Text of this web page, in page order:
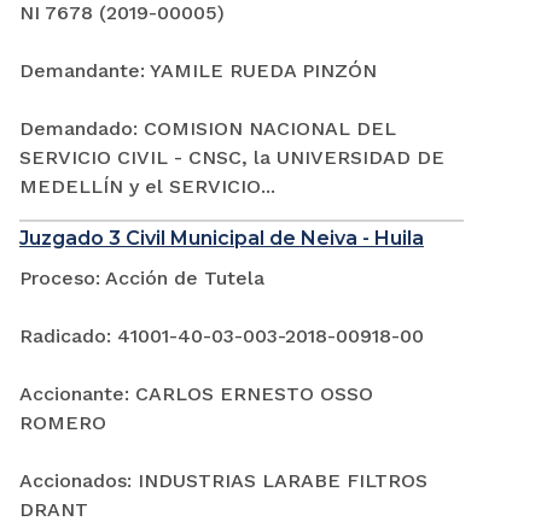
NI 7678 (2019-00005)
Demandante: YAMILE RUEDA PINZÓN
Demandado: COMISION NACIONAL DEL
SERVICIO CIVIL - CNSC, la UNIVERSIDAD DE
MEDELLÍN y el SERVICIO...
Juzgado 3 Civil Municipal de Neiva - Huila
Proceso: Acción de Tutela
Radicado: 41001-40-03-003-2018-00918-00
Accionante: CARLOS ERNESTO OSSO
ROMERO
Accionados: INDUSTRIAS LARABE FILTROS
DRANT